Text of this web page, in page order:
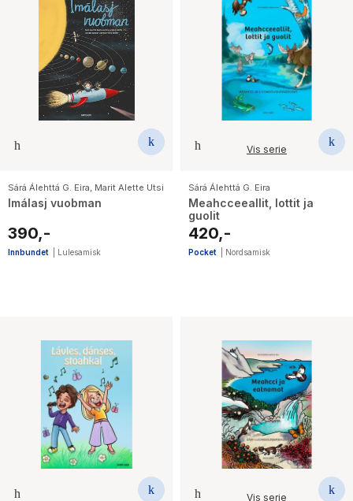
Sárá Álehttá G. Eira, Marit Alette Utsi
Imálasj vuobman
390,-
Innbundet Lulesamisk
Vis serie
Sárá Álehttá G. Eira
Meahcceeallit, lottit ja
guolit
420,-
Pocket Nordsamisk
Vis serie